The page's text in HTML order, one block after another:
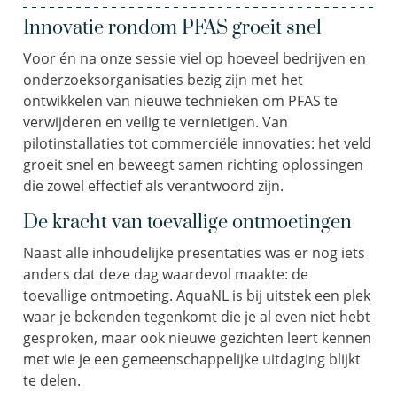
Innovatie rondom PFAS groeit snel
Voor én na onze sessie viel op hoeveel bedrijven en
onderzoeksorganisaties bezig zijn met het
ontwikkelen van nieuwe technieken om PFAS te
verwijderen en veilig te vernietigen. Van
pilotinstallaties tot commerciële innovaties: het veld
groeit snel en beweegt samen richting oplossingen
die zowel effectief als verantwoord zijn.
De kracht van toevallige ontmoetingen
Naast alle inhoudelijke presentaties was er nog iets
anders dat deze dag waardevol maakte: de
toevallige ontmoeting. AquaNL is bij uitstek een plek
waar je bekenden tegenkomt die je al even niet hebt
gesproken, maar ook nieuwe gezichten leert kennen
met wie je een gemeenschappelijke uitdaging blijkt
te delen.